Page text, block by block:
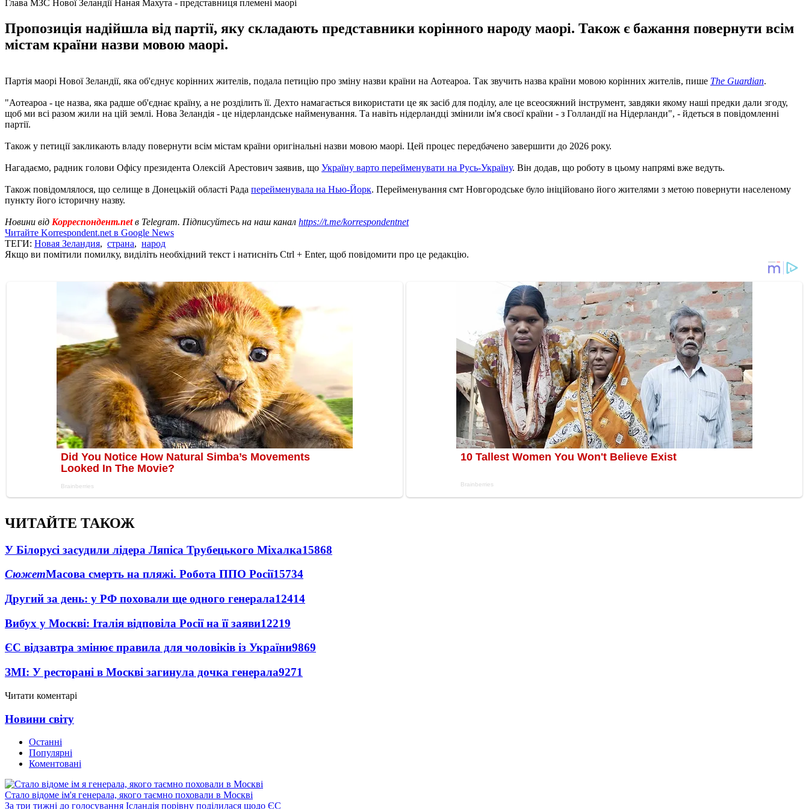
Глава МЗС Нової Зеландії Наная Махута - представниця племені маорі
Пропозиція надійшла від партії, яку складають представники корінного народу маорі. Також є бажання повернути всім
містам країни назви мовою маорі.
Партія маорі Нової Зеландії, яка об'єднує корінних жителів, подала петицію про зміну назви країни на Аотеароа. Так звучить назва країни мовою корінних жителів, пише The Guardian.
"Аотеароа - це назва, яка радше об'єднає країну, а не розділить її. Дехто намагається використати це як засіб для поділу, але це всеосяжний інструмент, завдяки якому наші предки дали згоду,
щоб ми всі разом жили на цій землі. Нова Зеландія - це нідерландське найменування. Та навіть нідерландці змінили ім'я своєї країни - з Голландії на Нідерланди", - йдеться в повідомленні
партії.
Також у петиції закликають владу повернути всім містам країни оригінальні назви мовою маорі. Цей процес передбачено завершити до 2026 року.
Нагадаємо, радник голови Офісу президента Олексій Арестович заявив, що Україну варто перейменувати на Русь-Україну. Він додав, що роботу в цьому напрямі вже ведуть.
Також повідомлялося, що селище в Донецькій області Рада перейменувала на Нью-Йорк. Перейменування смт Новгородське було ініційовано його жителями з метою повернути населеному
пункту його історичну назву.
Новини від Корреспондент.netв Telegram. Підписуйтесь на наш канал https://t.me/korrespondentnet
Читайте Korrespondent.net в Google News
ТЕГИ: Новая Зеландия, страна, народ
Якщо ви помітили помилку, виділіть необхідний текст і натисніть Ctrl + Enter, щоб повідомити про це редакцію.
ЧИТАЙТЕ ТАКОЖ
У Білорусі засудили лідера Ляпіса Трубецького Міхалка15868
СюжетМасова смерть на пляжі. Робота ППО Росії15734
Другий за день: у РФ поховали ще одного генерала12414
Вибух у Москві: Італія відповіла Росії на її заяви12219
ЄС відзавтра змінює правила для чоловіків із України9869
ЗМІ: У ресторані в Москві загинула дочка генерала9271
Читати коментарі
Новини світу
Останні
Популярні
Коментовані
Стало відоме ім'я генерала, якого таємно поховали в Москві
За три тижні до голосування Ісландія порівну поділилася щодо ЄС